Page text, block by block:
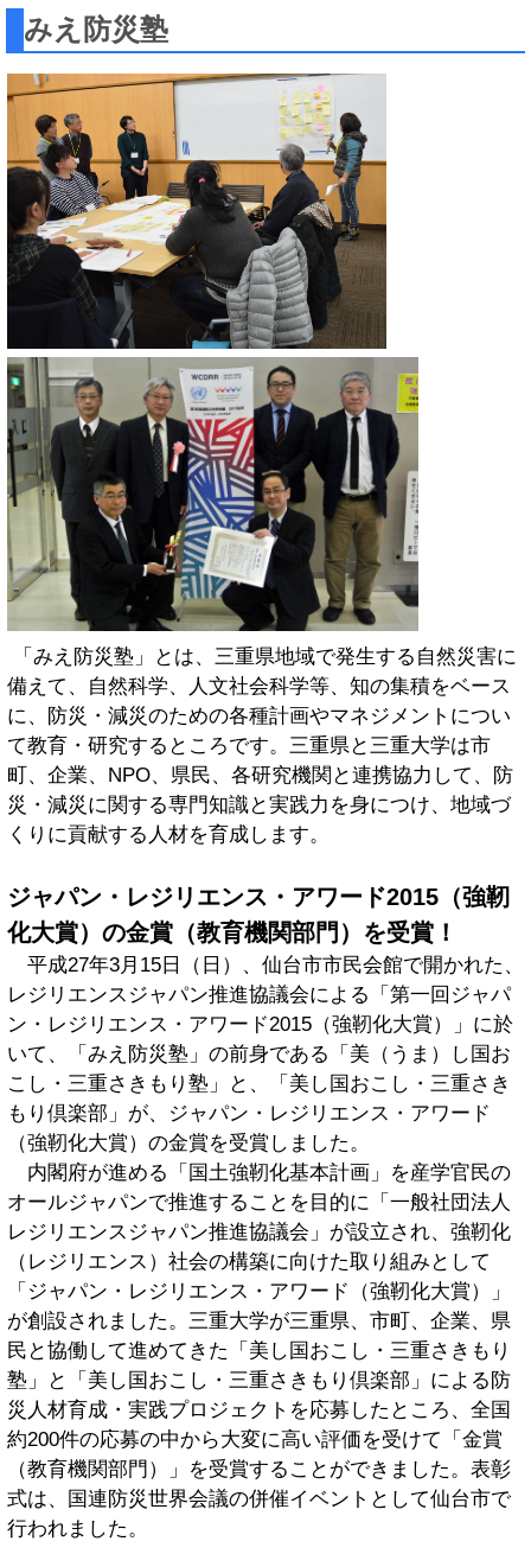
みえ防災塾
「みえ防災塾」とは、三重県地域で発生する自然災害に
備えて、自然科学、人文社会科学等、知の集積をベース
に、防災・減災のための各種計画やマネジメントについ
て教育・研究するところです。三重県と三重大学は市
町、企業、NPO、県民、各研究機関と連携協力して、防
災・減災に関する専門知識と実践力を身につけ、地域づ
くりに貢献する人材を育成します。
ジャパン・レジリエンス・アワード2015（強靭
化大賞）の金賞（教育機関部門）を受賞！
平成27年3月15日（日）、仙台市市民会館で開かれた、
レジリエンスジャパン推進協議会による「第一回ジャパ
ン・レジリエンス・アワード2015（強靭化大賞）」に於
いて、「みえ防災塾」の前身である「美（うま）し国お
こし・三重さきもり塾」と、「美し国おこし・三重さき
もり倶楽部」が、ジャパン・レジリエンス・アワード
（強靭化大賞）の金賞を受賞しました。
内閣府が進める「国土強靭化基本計画」を産学官民の
オールジャパンで推進することを目的に「一般社団法人
レジリエンスジャパン推進協議会」が設立され、強靭化
（レジリエンス）社会の構築に向けた取り組みとして
「ジャパン・レジリエンス・アワード（強靭化大賞）」
が創設されました。三重大学が三重県、市町、企業、県
民と協働して進めてきた「美し国おこし・三重さきもり
塾」と「美し国おこし・三重さきもり倶楽部」による防
災人材育成・実践プロジェクトを応募したところ、全国
約200件の応募の中から大変に高い評価を受けて「金賞
（教育機関部門）」を受賞することができました。表彰
式は、国連防災世界会議の併催イベントとして仙台市で
行われました。